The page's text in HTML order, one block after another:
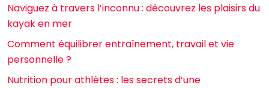
Naviguez à travers l’inconnu : découvrez les plaisirs du
kayak en mer
Comment équilibrer entraînement, travail et vie
personnelle ?
Nutrition pour athlètes : les secrets d’une